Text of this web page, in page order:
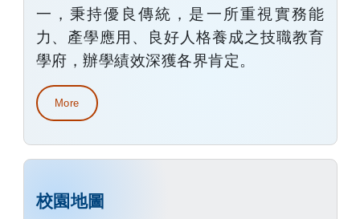
一，秉持優良傳統，是一所重視實務能
力、產學應用、良好人格養成之技職教育
學府，辦學績效深獲各界肯定。
More
校園地圖